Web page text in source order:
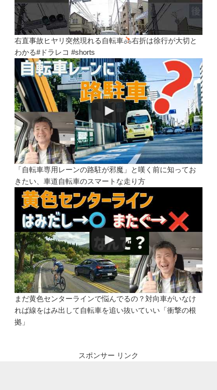
右直事故ヒヤリ突然現れる自転車
右折は徐行が大切と
わかる#ドラレコ #shorts
「自転車専用レーンの路駐が邪魔」と嘆く前に知ってお
きたい、車道自転車のスマートな走り方
まだ黄色センターラインで悩んでるの？対向車がいなけ
れば線をはみ出して自転車を追い抜いていい「衝撃の根
拠」
スポンサー リンク